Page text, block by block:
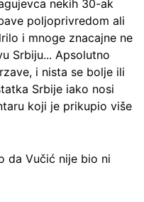
nekih 30-ak
poljoprivredom ali
i mnoge znacajne ne
Srbiju... Apsolutno
i nista se bolje ili
Srbije iako nosi
koji je prikupio više
da Vučić nije bio ni